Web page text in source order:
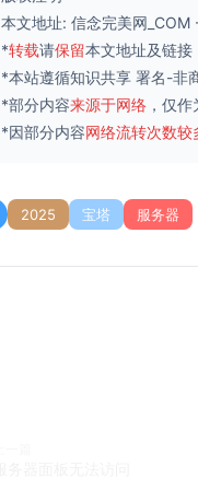
本文地址: 信念完美网_COM
*转载请保留本文地址及链接
*本站遵循知识共享 署名-非
*部分内容来源于网络 ，仅
*因部分内容网络流转次数较
2025 宝塔 服务器